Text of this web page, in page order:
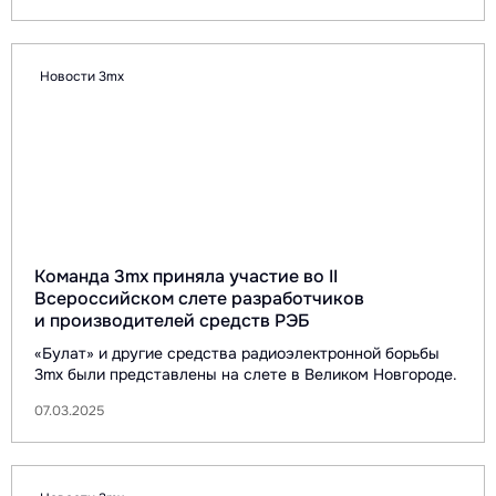
Новости 3mx
Команда 3mx приняла участие во II
Всероссийском слете разработчиков
и производителей средств РЭБ
«Булат» и другие средства радиоэлектронной борьбы
3mx были представлены на слете в Великом Новгороде.
07.03.2025